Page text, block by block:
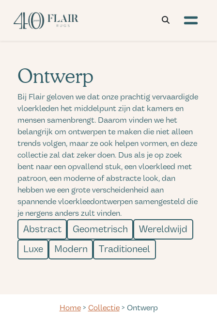
Ontwerp
Bij Flair geloven we dat onze prachtig vervaardigde
vloerkleden het middelpunt zijn dat kamers en
mensen samenbrengt. Daarom vinden we het
belangrijk om ontwerpen te maken die niet alleen
trends volgen, maar ze ook helpen vormen, en deze
collectie zal dat zeker doen. Dus als je op zoek
bent naar een opvallend stuk, een vloerkleed met
patroon, een moderne of abstracte look, dan
hebben we een grote verscheidenheid aan
spannende vloerkleedontwerpen samengesteld die
je nergens anders zult vinden.
Abstract Geometrisch
Wereldwijd
Luxe
Modern Traditioneel
Home> Collectie> Ontwerp